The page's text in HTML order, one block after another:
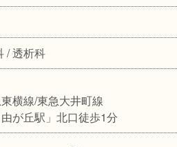
/ 透析科
横線/東急大井町線
由が丘駅」北口徒歩1分